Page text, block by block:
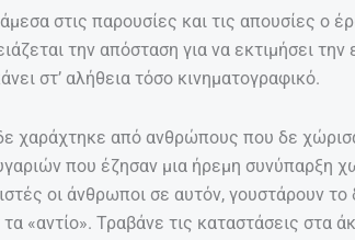
στις παρουσίες και τις απουσίες ο
την απόσταση για να εκτιμήσει
στ’ αλήθεια τόσο κινηματογραφικό.
χαράχτηκε από ανθρώπους που δε
που έζησαν μια ήρεμη συνύπαρξη
οι άνθρωποι σε αυτόν, γουστάρουν
«αντίο». Τραβάνε τις καταστάσεις στα